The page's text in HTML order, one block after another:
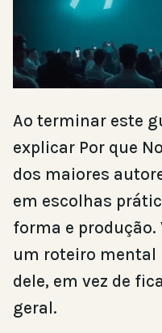
Ao terminar este
explicar Por que
dos maiores
em escolhas
forma e
um roteiro
dele, em vez de
geral.